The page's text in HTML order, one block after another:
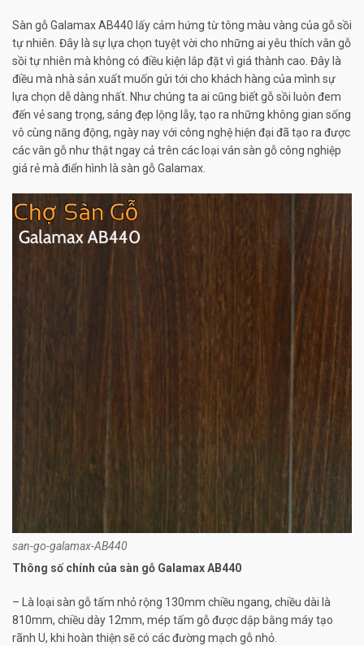
Sàn gỗ Galamax AB440 lấy cảm hứng từ tông màu vàng của gỗ sồi
tự nhiên. Đây là sự lựa chọn tuyệt vời cho những ai yêu thích vân gỗ
sồi tự nhiên mà không có điều kiện lắp đặt vì giá thành cao. Đây là
điều mà nhà sản xuất muốn gửi tới cho khách hàng của mình sự
lựa chọn dễ dàng nhất. Như chúng ta ai cũng biết gỗ sồi luôn đem
đến vẻ sang trọng, sáng đẹp lộng lẫy, tạo ra những không gian sống
vô cùng năng động, ngày nay với công nghệ hiện đại đã tạo ra được
các vân gỗ như thật ngay cả trên các loại ván sàn gỗ công nghiệp
giá rẻ mà điển hình là sàn gỗ Galamax.
san-go-galamax-AB440
Thông số chính của sàn gỗ Galamax AB440
– Là loại sàn gỗ tấm nhỏ rộng 130mm chiều ngang, chiều dài là
810mm, chiều dày 12mm, mép tấm gỗ được dập bằng máy tạo
rãnh U, khi hoàn thiện sẽ có các đường mạch gỗ nhỏ.